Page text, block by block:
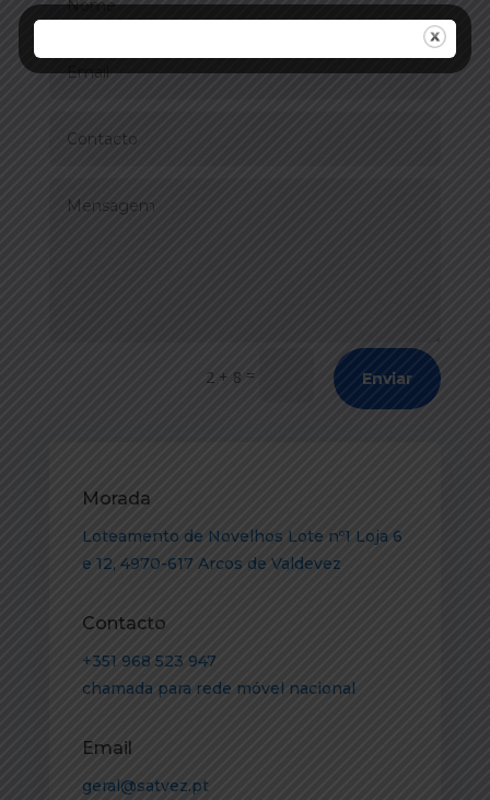
2 + 8 = Enviar
Morada
Loteamento de Novelhos Lote nº1 Loja 6
e 12, 4970-617 Arcos de Valdevez
Contacto
+351 968 523 947
chamada para rede móvel nacional
Email
geral@satvez.pt